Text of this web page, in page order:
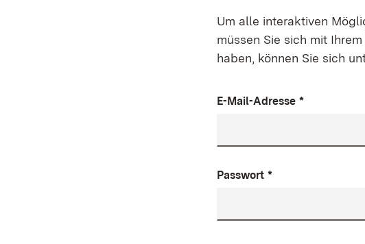
Um alle interaktiven
müssen Sie sich mit
haben, können Sie sich
E-Mail-Adresse *
Passwort *